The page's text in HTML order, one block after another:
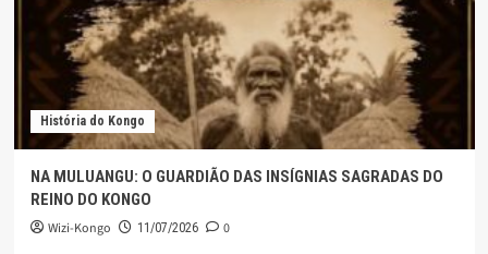
História do Kongo
NA MULUANGU: O GUARDIÃO DAS INSÍGNIAS SAGRADAS DO
REINO DO KONGO
Wizi-Kongo 11/07/2026 0